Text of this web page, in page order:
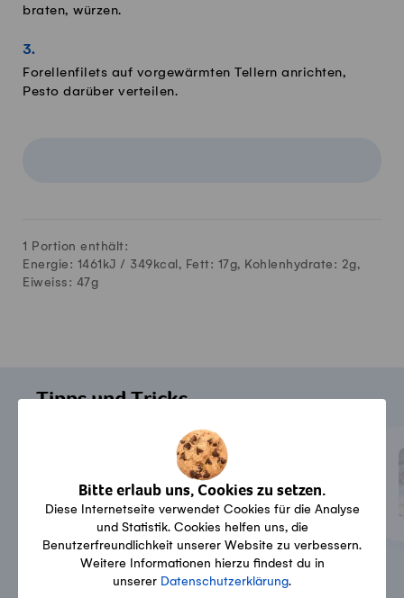
Bitte erlaub uns, Cookies zu setzen.
Diese Internetseite verwendet Cookies für die Analyse
und Statistik. Cookies helfen uns, die
Benutzerfreundlichkeit unserer Website zu verbessern.
Weitere Informationen hierzu findest du in
unserer Datenschutzerklärung.
braten, würzen.
Forellenfilets auf vorgewärmten Tellern anrichten,
Pesto darüber verteilen.
1 Portion enthält:
Energie: 1461kJ / 349 kcal, Fett: 17g, Kohlenhydrate: 2g,
Eiweiss: 47g
Tipps und Tricks
Backen
Glänzende Früchtekuchen
und -wähen?